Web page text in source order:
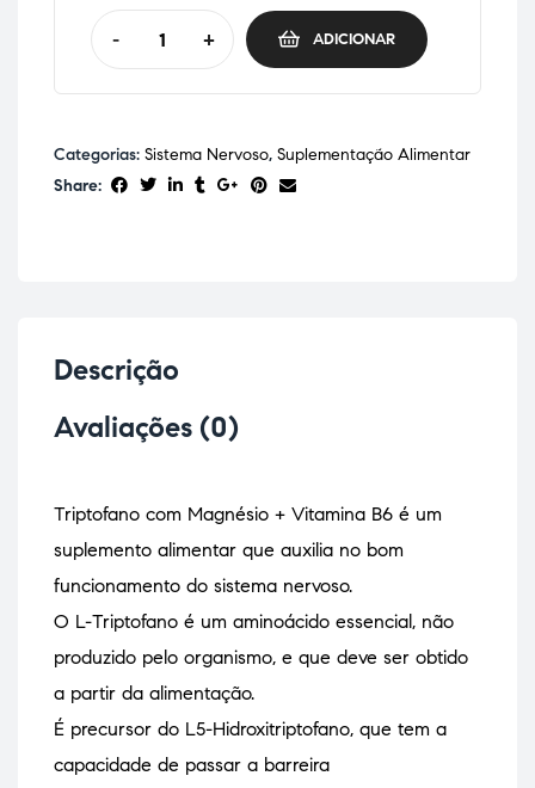
- + ADICIONAR
Categorias: Sistema Nervoso, Suplementação Alimentar
Share:
Descrição
Avaliações (0)
Triptofano com Magnésio + Vitamina B6 é um
suplemento alimentar que auxilia no bom
funcionamento do sistema nervoso.
O L-Triptofano é um aminoácido essencial, não
produzido pelo organismo, e que deve ser obtido
a partir da alimentação.
É precursor do L5-Hidroxitriptofano, que tem a
capacidade de passar a barreira